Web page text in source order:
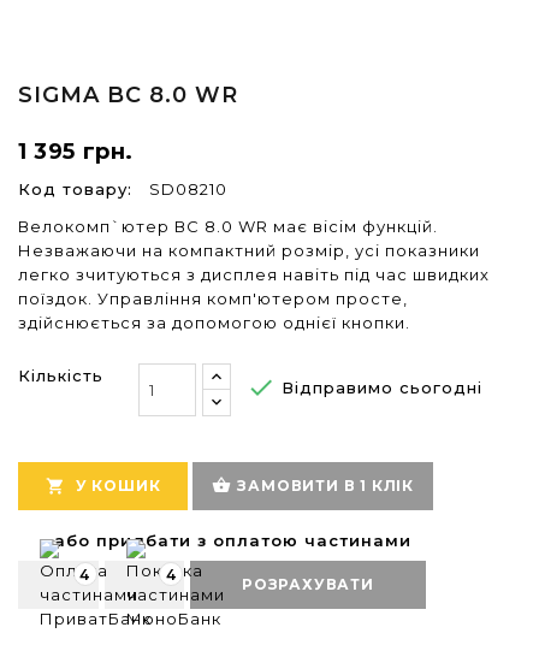
SIGMA BC 8.0 WR
1 395 грн.
Код товару:
SD08210
Велокомп`ютер ВС 8.0 WR має вісім функцій.
Незважаючи на компактний розмір, усі показники
легко зчитуються з дисплея навіть під час швидких
поїздок. Управління комп'ютером просте,
здійснюється за допомогою однієї кнопки.
Кількість  Відправимо сьогодні
 У КОШИК shopping_basket ЗАМОВИТИ В 1 КЛІК
або придбати з оплатою частинами
4 4
РОЗРАХУВАТИ